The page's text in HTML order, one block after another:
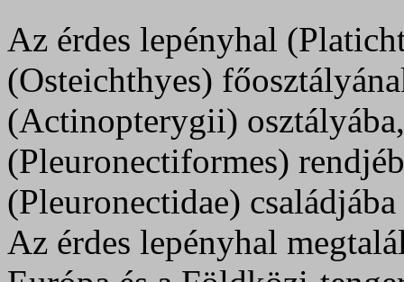
Az érdes lepényhal
(Osteichthyes)
(Actinopterygii)
(Pleuronectiformes)
(Pleuronectidae)
Az érdes lepényhal